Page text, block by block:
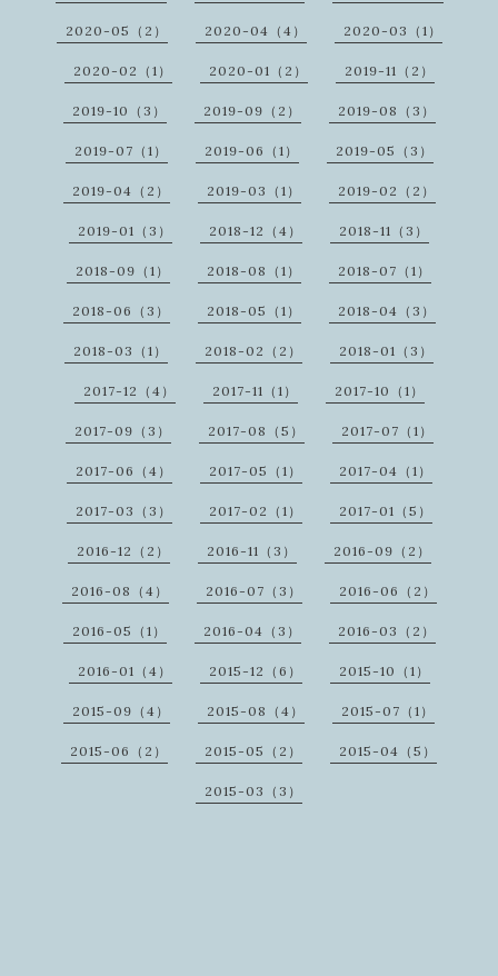
2020-05（2） 2020-04（4） 2020-03（1）
2020-02（1） 2020-01（2） 2019-11（2）
2019-10（3） 2019-09（2） 2019-08（3）
2019-07（1） 2019-06（1） 2019-05（3）
2019-04（2） 2019-03（1） 2019-02（2）
2019-01（3） 2018-12（4） 2018-11（3）
2018-09（1） 2018-08（1） 2018-07（1）
2018-06（3） 2018-05（1） 2018-04（3）
2018-03（1） 2018-02（2） 2018-01（3）
2017-12（4） 2017-11（1） 2017-10（1）
2017-09（3） 2017-08（5） 2017-07（1）
2017-06（4） 2017-05（1） 2017-04（1）
2017-03（3） 2017-02（1） 2017-01（5）
2016-12（2） 2016-11（3） 2016-09（2）
2016-08（4） 2016-07（3） 2016-06（2）
2016-05（1） 2016-04（3） 2016-03（2）
2016-01（4） 2015-12（6） 2015-10（1）
2015-09（4） 2015-08（4） 2015-07（1）
2015-06（2） 2015-05（2） 2015-04（5）
2015-03（3）